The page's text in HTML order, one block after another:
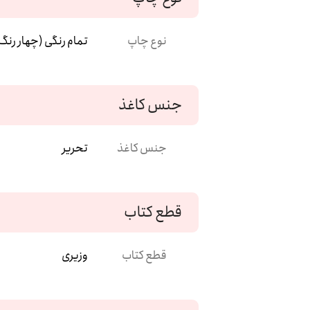
نوع چاپ تمام رنگی (چهار
جنس کاغذ
جنس کاغذ تحریر
قطع کتاب
قطع کتاب وزیری